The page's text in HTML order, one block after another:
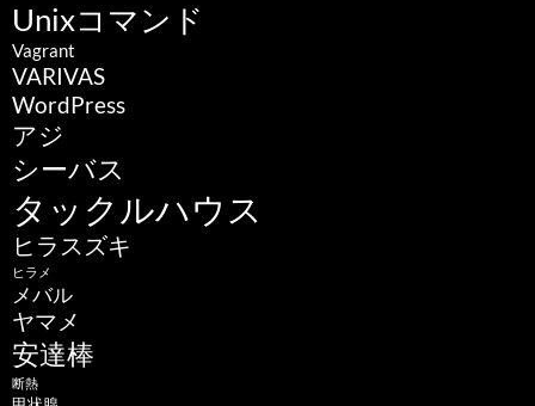
Unixコマンド
Vagrant
VARIVAS
WordPress
アジ
シーバス
タックルハウス
ヒラスズキ
ヒラメ
メバル
ヤマメ
安達棒
断熱